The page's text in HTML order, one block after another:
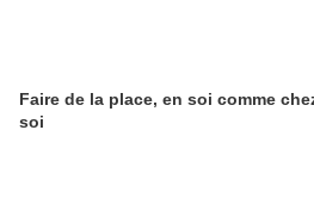
Faire de la place, en soi comme
soi